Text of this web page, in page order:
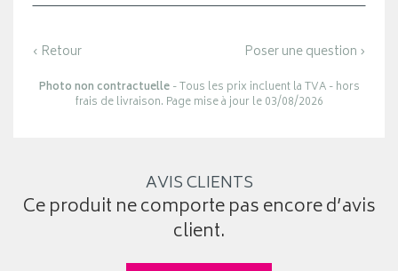
‹ Retour Poser une question ›
Photo non contractuelle- Tous les prix incluent la TVA - hors
frais de livraison. Page mise à jour le 03/08/2026
AVIS CLIENTS
Ce produit ne comporte pas encore d’avis
client.